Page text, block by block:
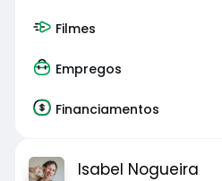
Filmes
Empregos
Financiamentos
Isabel Nogueira